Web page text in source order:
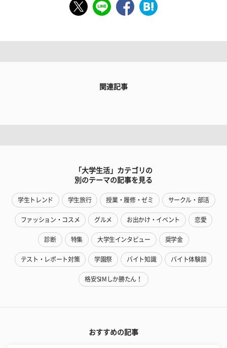
関連記事
「大学生活」カテゴリの
別のテーマの記事を見る
学生トレンド 学生旅行 授業・履修・ゼミ サークル・部活
ファッション・コスメ グルメ お出かけ・イベント 恋愛
診断 特集 大学生インタビュー 奨学金
テスト・レポート対策 学園祭 バイト知識 バイト体験談
格安SIMしか勝たん！
おすすめの記事